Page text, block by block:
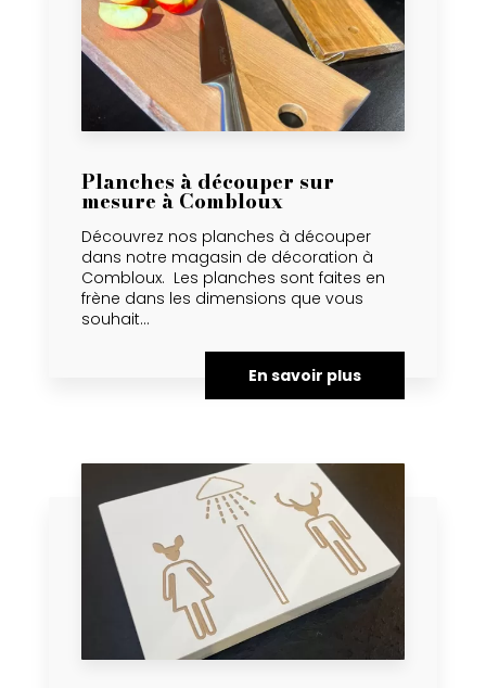
Planches à découper sur
mesure à Combloux
Découvrez nos planches à découper
dans notre magasin de décoration à
Combloux. Les planches sont faites en
frène dans les dimensions que vous
souhait...
En savoir plus